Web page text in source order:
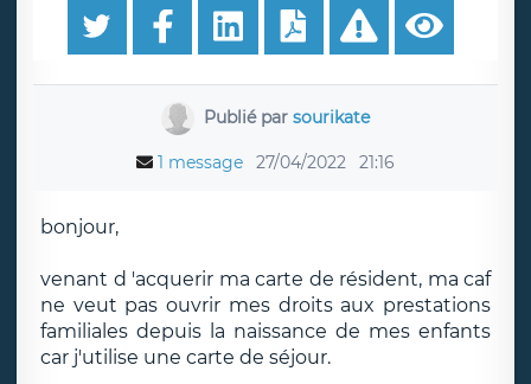
Publié par sourikate
1 message 27/04/2022 21:16
bonjour,
venant d 'acquerir ma carte de résident, ma caf
ne veut pas ouvrir mes droits aux prestations
familiales depuis la naissance de mes enfants
car j'utilise une carte de séjour.